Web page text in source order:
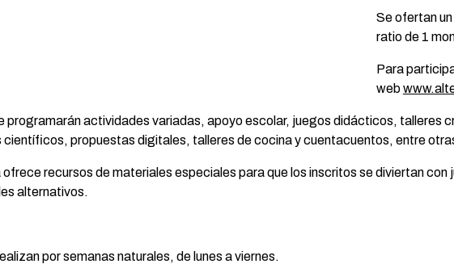
Se ofertan
ratio de 1
Para
web
programarán actividades variadas, apoyo escolar, juegos didácticos, talleres
propuestas digitales, talleres de cocina y cuentacuentos, entre
recursos de materiales especiales para que los inscritos se diviertan
alternativos.
por semanas naturales, de lunes a viernes.